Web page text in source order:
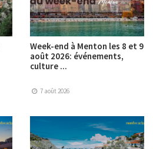
Week-end à Menton les 8 et 9
août 2026: événements,
culture ...
7 août 2026